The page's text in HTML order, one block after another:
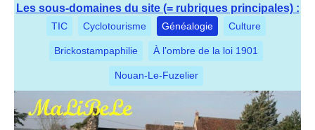
Les sous-domaines du site (= rubriques principales) :
TIC Cyclotourisme Généalogie Culture
Brickostampaphilie À l’ombre de la loi 1901
Nouan-Le-Fuzelier